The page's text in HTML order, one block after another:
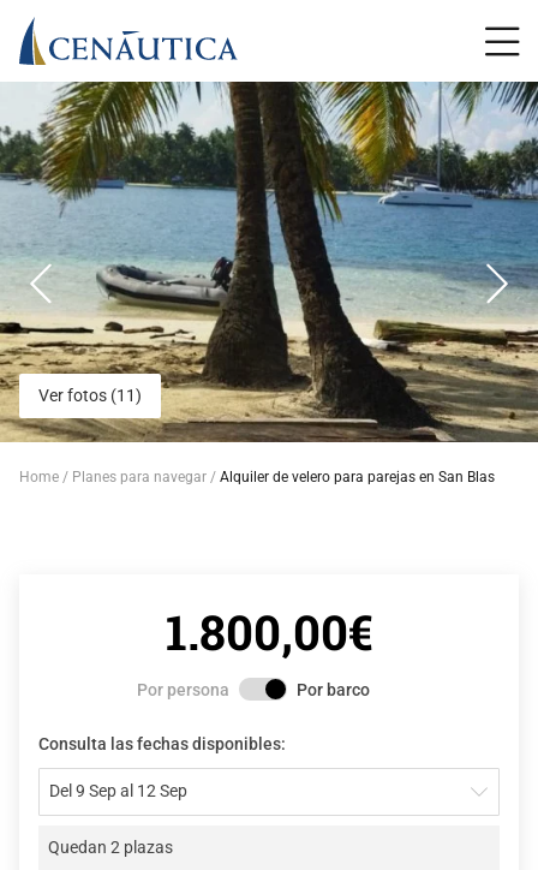
Ver fotos (11)
Home Planes para navegar Alquiler de velero para parejas en San Blas
1.800,00€
Por persona Por barco
Consulta las fechas disponibles:
Del 9 Sep al 12 Sep
Quedan 2 plazas